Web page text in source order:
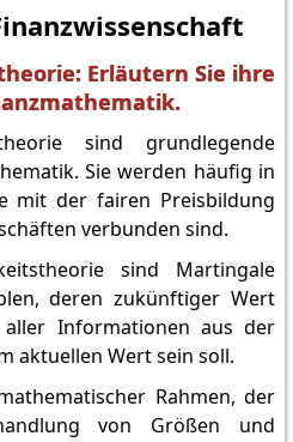
Erläutern Sie ihre
sind grundlegende
Sie werden häufig in
mit der fairen Preisbildung
verbunden sind.
sind Martingale
deren zukünftiger Wert
Informationen aus der
aktuellen Wert sein soll.
Rahmen, der
von Größen und